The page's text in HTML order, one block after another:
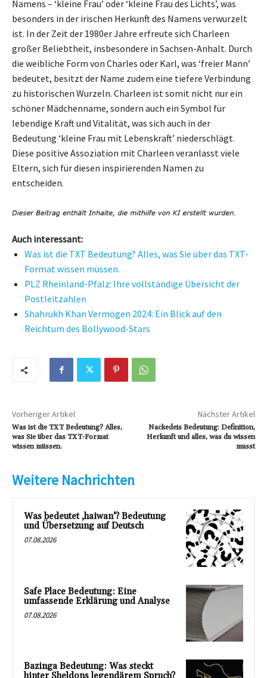
Namens – ‘kleine Frau’ oder ‘kleine Frau des Lichts’, was
besonders in der irischen Herkunft des Namens verwurzelt
ist. In der Zeit der 1980er Jahre erfreute sich Charleen
großer Beliebtheit, insbesondere in Sachsen-Anhalt. Durch
die weibliche Form von Charles oder Karl, was ‘freier Mann’
bedeutet, besitzt der Name zudem eine tiefere Verbindung
zu historischen Wurzeln. Charleen ist somit nicht nur ein
schöner Mädchenname, sondern auch ein Symbol für
lebendige Kraft und Vitalität, was sich auch in der
Bedeutung ‘kleine Frau mit Lebenskraft’ niederschlägt.
Diese positive Assoziation mit Charleen veranlasst viele
Eltern, sich für diesen inspirierenden Namen zu
entscheiden.
Auch interessant:
Was ist die TXT Bedeutung? Alles, was Sie über das TXT-
Format wissen müssen.
PLZ Rheinland-Pfalz: Ihre vollständige Übersicht der
Postleitzahlen
Shahrukh Khan Vermögen 2024: Ein Blick auf den
Reichtum des Bollywood-Stars
Vorheriger Artikel
Was ist die TXT Bedeutung? Alles,
was Sie über das TXT-Format
wissen müssen.
Nächster Artikel
Nackedeis Bedeutung: Definition,
Herkunft und alles, was du wissen
musst
Weitere Nachrichten
Was bedeutet ‚haiwan‘? Bedeutung
und Übersetzung auf Deutsch
07.08.2026
Safe Place Bedeutung: Eine
umfassende Erklärung und Analyse
07.08.2026
Bazinga Bedeutung: Was steckt